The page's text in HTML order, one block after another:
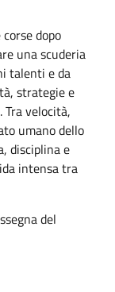
dopo
una scuderia
talenti e da
strategie e
velocità,
umano dello
disciplina e
intensa tra
del